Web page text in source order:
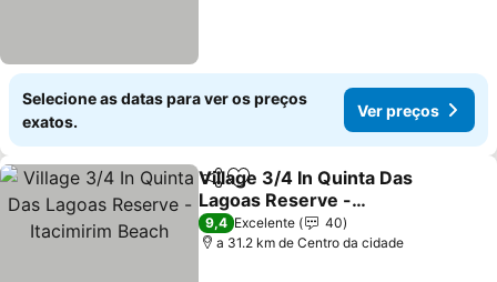
Selecione as datas para ver os preços
exatos.
Ver preços
PartilharAdicionar aos favoritos
Village 3/4 In Quinta Das
Lagoas Reserve -
Itacimirim Beach
Ver preços
9,4 Excelente
40
a 31.2 km de Centro da cidade